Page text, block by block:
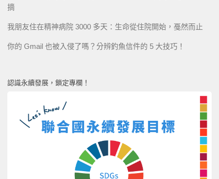
摘
我朋友住在精神病院 3000 多天：生命從住院開始，戞然而止
你的 Gmail 也被入侵了嗎？分辨釣魚信件的 5 大技巧！
認識永續發展，鎖定專欄！